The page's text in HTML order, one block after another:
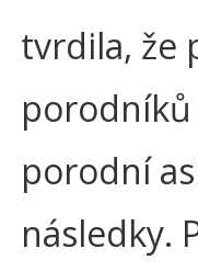
tvrdila, že
porodní
následky.